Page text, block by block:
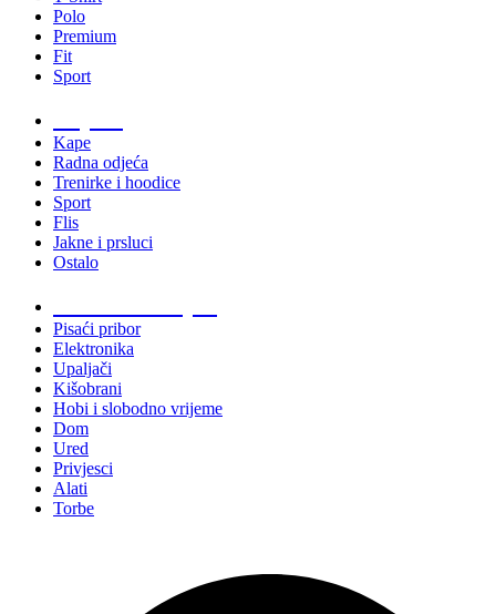
Polo
Premium
Fit
Sport
Kape
Radna odjeća
Trenirke i hoodice
Sport
Flis
Jakne i prsluci
Ostalo
Pisaći pribor
Elektronika
Upaljači
Kišobrani
Hobi i slobodno vrijeme
Dom
Ured
Privjesci
Alati
Torbe